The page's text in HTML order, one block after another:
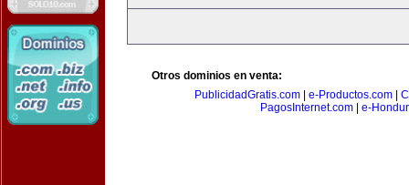
Otros dominios en venta:
PublicidadGratis.com
e-Productos.com
PagosInternet.com
e-